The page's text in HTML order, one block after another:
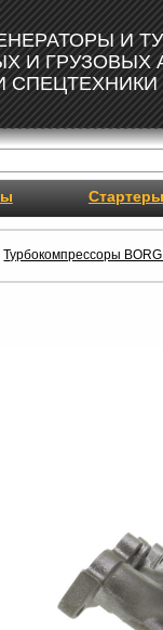
И
И ГРУЗОВЫХ
СПЕЦТЕХНИКИ
Стартеры
Турбокомпрессоры